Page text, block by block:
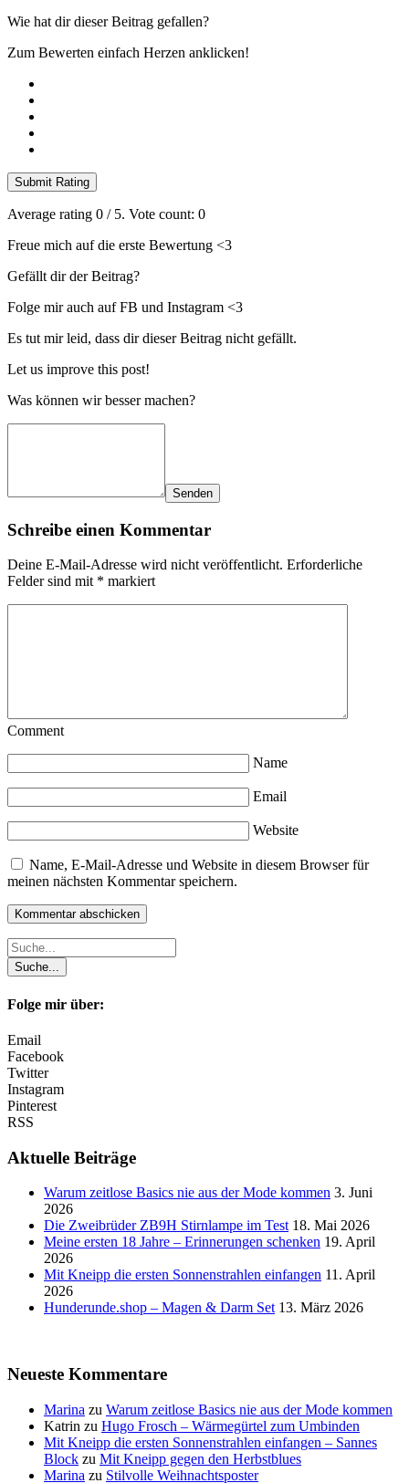
Wie hat dir dieser Beitrag gefallen?
Zum Bewerten einfach Herzen anklicken!
Submit Rating
Average rating 0 / 5. Vote count: 0
Freue mich auf die erste Bewertung <3
Gefällt dir der Beitrag?
Folge mir auch auf FB und Instagram <3
Es tut mir leid, dass dir dieser Beitrag nicht gefällt.
Let us improve this post!
Was können wir besser machen?
Senden
Schreibe einen Kommentar
Deine E-Mail-Adresse wird nicht veröffentlicht. Erforderliche
Felder sind mit * markiert
Comment
Name
Email
Website
Name, E-Mail-Adresse und Website in diesem Browser für
meinen nächsten Kommentar speichern.
Folge mir über:
Email
Facebook
Twitter
Instagram
Pinterest
RSS
Aktuelle Beiträge
Warum zeitlose Basics nie aus der Mode kommen 3. Juni
2026
Die Zweibrüder ZB9H Stirnlampe im Test 18. Mai 2026
Meine ersten 18 Jahre – Erinnerungen schenken 19. April
2026
Mit Kneipp die ersten Sonnenstrahlen einfangen 11. April
2026
Hunderunde.shop – Magen & Darm Set 13. März 2026
Neueste Kommentare
Marina zu Warum zeitlose Basics nie aus der Mode kommen
Katrin zu Hugo Frosch – Wärmegürtel zum Umbinden
Mit Kneipp die ersten Sonnenstrahlen einfangen – Sannes
Block zu Mit Kneipp gegen den Herbstblues
Marina zu Stilvolle Weihnachtsposter